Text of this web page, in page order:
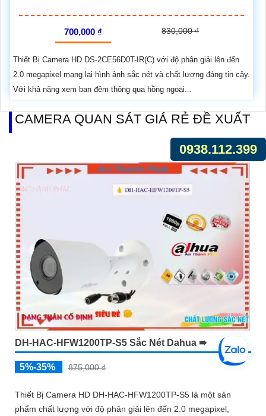
700,000 ₫ 830,000 ₫
Thiết Bị Camera HD DS-2CE56D0T-IR(C) với độ phân giải lên đến
2.0 megapixel mang lại hình ảnh sắc nét và chất lượng đáng tin cậy.
Với khả năng xem ban đêm thông qua hồng ngoại...
CAMERA QUAN SÁT GIÁ RẺ ĐỀ XUẤT
DH-HAC-HFW1200TP-S5 Sắc Nét Dahua ➠
5%-35% 875,000 ₫
Thiết Bị Camera HD DH-HAC-HFW1200TP-S5 là một sản
phẩm chất lượng với độ phân giải lên đến 2.0 megapixel,
0938.112.399